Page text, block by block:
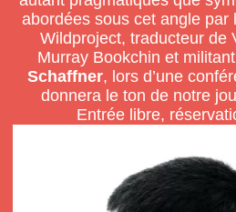
abordées sous cet angle par
Wildproject, traducteur de
Murray Bookchin et
Schaffner, lors d’une
donnera le ton de notre
Entrée libre,